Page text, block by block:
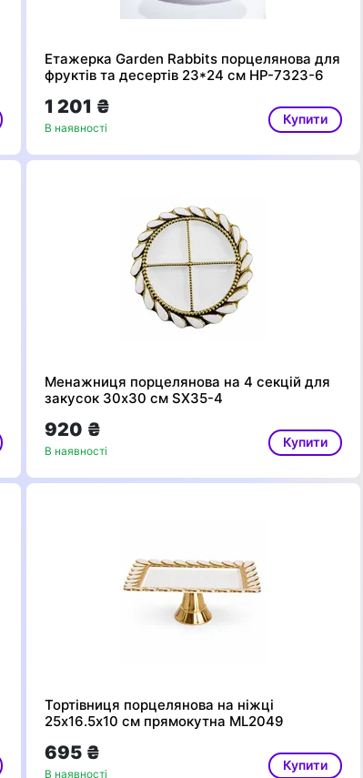
Етажерка Garden Rabbits порцелянова для
фруктів та десертів 23*24 см HP-7323-6
1 201 ₴
В наявності
Купити
Менажниця порцелянова на 4 секцій для
закусок 30х30 см SX35-4
920 ₴
В наявності
Купити
Тортівниця порцелянова на ніжці
25х16.5х10 см прямокутна ML2049
695 ₴
В наявності
Купити